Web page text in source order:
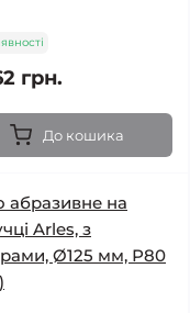
грн.
До кошика
абразивне на
Arles, з
Ø125 мм, Р80